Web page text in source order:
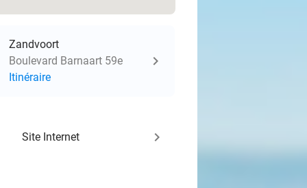
Zandvoort
Boulevard Barnaart 59e
Itinéraire
Site Internet keyboard_arrow_right